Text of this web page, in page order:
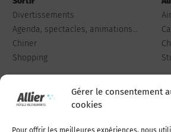
Gérer le consentement
cookies
Pour offrir les meilleures expériences, nous
Divertissements
Agenda, spectacles, animations...
Chiner
Shopping